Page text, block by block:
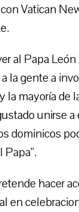
Vatican
al Papa
la gente a
la mayoría de
unirse
dominicos
Papa”.
hacer
en